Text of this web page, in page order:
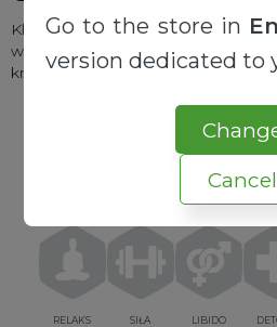
Go to the store in
version dedicated to
Cancel
Kliknij w poniższe ikony i zaznacz
wzmocnić. Otrzymasz listę
kryteria.
RELAKS SIŁA LIBIDO